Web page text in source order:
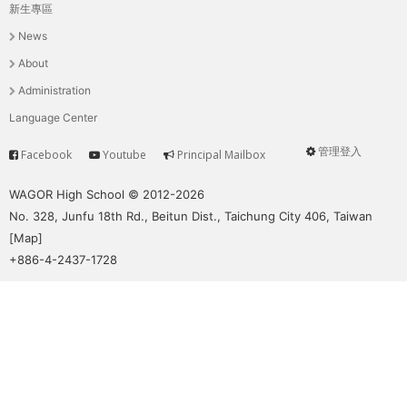
主
選
單
新生專區
News
About
Administration
Language Center
User
管理登入
Service
Facebook Youtube Principal Mailbox
WAGOR High School © 2012-2026
No. 328, Junfu 18th Rd., Beitun Dist., Taichung City 406, Taiwan
[Map]
+886-4-2437-1728